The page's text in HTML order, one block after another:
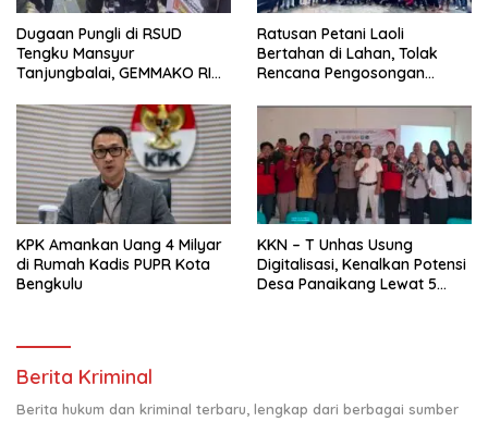
Dugaan Pungli di RSUD
Tengku Mansyur
Tanjungbalai, GEMMAKO RI
Tuntas
Ratusan Petani Laoli
Bertahan di Lahan, Tolak
Rencana Pengosongan
KPK Amankan Uang 4 Milyar
di Rumah Kadis PUPR Kota
Bengkulu
KKN – T Unhas Usung
Digitalisasi, Kenalkan Potensi
Desa Panaikang Lewat 5
Berita Kriminal
Berita hukum dan kriminal terbaru, lengkap dari berbagai sumber